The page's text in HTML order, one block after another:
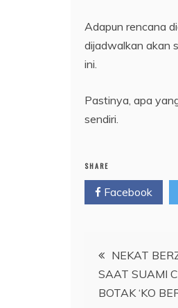
Adapun rencana
dijadwalkan akan
ini.
Pastinya, apa
sendiri.
SHARE
Facebook
Navigasi
pos
NEKAT
SAAT SUAMI
BOTAK ‘KO